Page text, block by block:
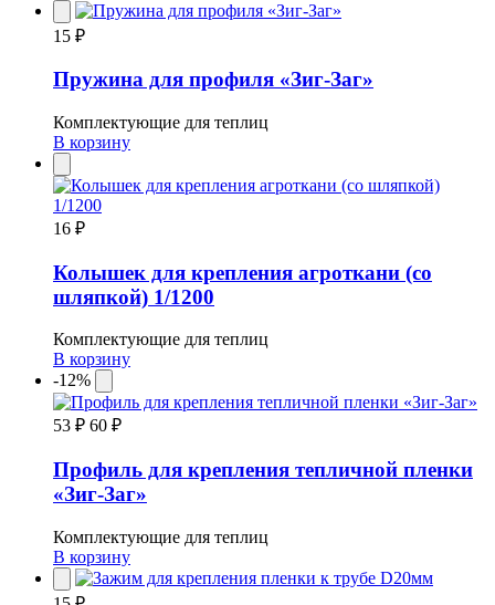
15 ₽
Пружина для профиля «Зиг-Заг»
Комплектующие для теплиц
В корзину
16 ₽
Колышек для крепления агроткани (со
шляпкой) 1/1200
Комплектующие для теплиц
В корзину
-12%
53 ₽ 60 ₽
Профиль для крепления тепличной пленки
«Зиг-Заг»
Комплектующие для теплиц
В корзину